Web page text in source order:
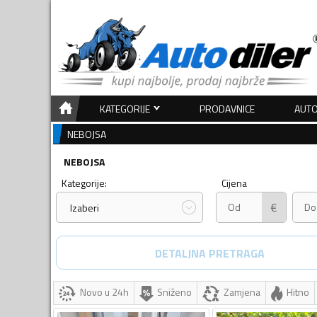
KATEGORIJE PRODAVNICE
NEBOJSA
NEBOJSA
Kategorije:
Izaberi
Cijena
€
DETALJNA PRETRAGA
Novo u 24h Sniženo Zamjena Hitno